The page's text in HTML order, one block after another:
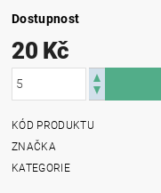
Dostupnost
20 Kč
KÓD PRODUKTU
ZNAČKA
KATEGORIE